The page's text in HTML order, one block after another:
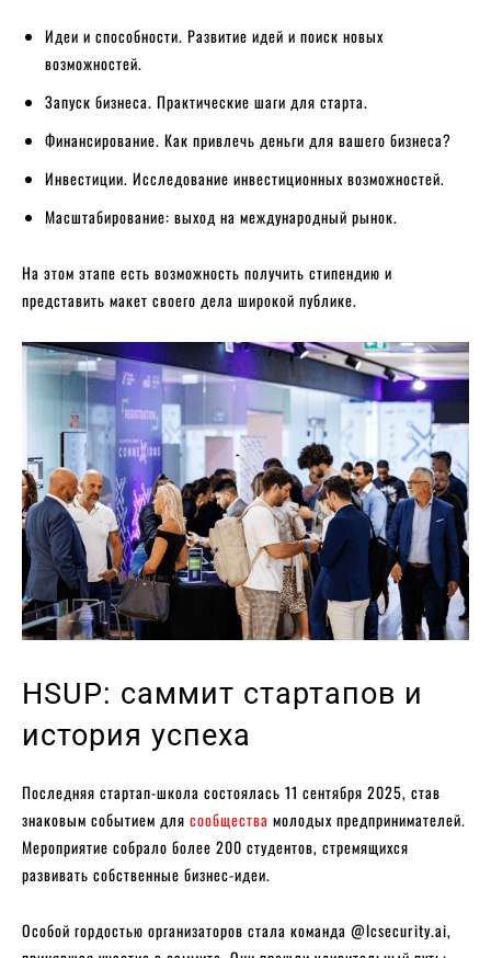
Идеи и способности. Развитие идей и поиск новых
возможностей.
Запуск бизнеса. Практические шаги для старта.
Финансирование. Как привлечь деньги для вашего бизнеса?
Инвестиции. Исследование инвестиционных возможностей.
Масштабирование: выход на международный рынок.
На этом этапе есть возможность получить стипендию и
представить макет своего дела широкой публике.
HSUP: саммит стартапов и
история успеха
Последняя стартап-школа состоялась 11 сентября 2025, став
знаковым событием для сообщества молодых предпринимателей.
Мероприятие собрало более 200 студентов, стремящихся
развивать собственные бизнес-идеи.
Особой гордостью организаторов стала команда @lcsecurity.ai,